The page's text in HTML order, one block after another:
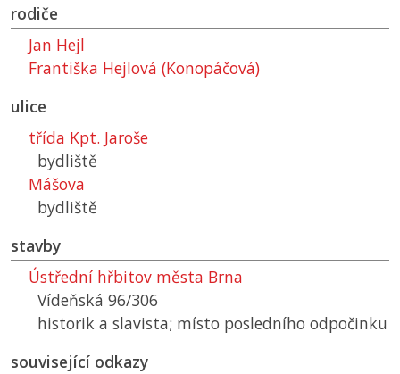
rodiče
Jan Hejl
Františka Hejlová (Konopáčová)
ulice
třída Kpt. Jaroše
bydliště
Mášova
bydliště
stavby
Ústřední hřbitov města Brna
Vídeňská 96/306
historik a slavista; místo posledního odpočinku
související odkazy